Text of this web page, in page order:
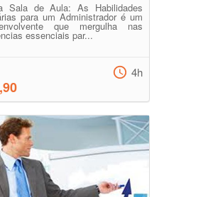
Sala de Aula: As Habilidades
para um Administrador é um
que mergulha nas
essenciais par...
4h